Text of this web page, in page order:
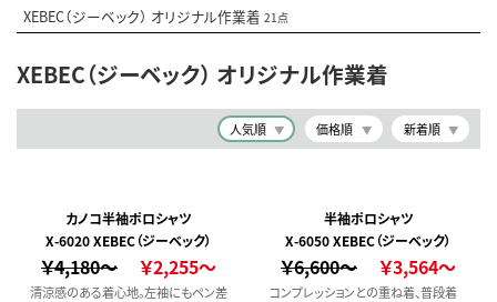
XEBEC（ジーベック） オリジナル作業着21点
XEBEC（ジーベック） オリジナル作業着
人気順 価格順 新着順
カノコ半袖ポロシャツ
X-6020 XEBEC（ジーベック）
￥4,180～ ￥2,255～
清涼感のある着心地。左袖にもペン差
半袖ポロシャツ
X-6050 XEBEC（ジーベック）
￥6,600～ ￥3,564～
コンプレッションとの重ね着、普段着